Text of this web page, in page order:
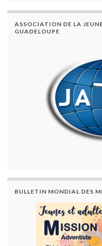
ASSOCIATION DE LA
GUADELOUPE
BULLETIN MONDIAL DES